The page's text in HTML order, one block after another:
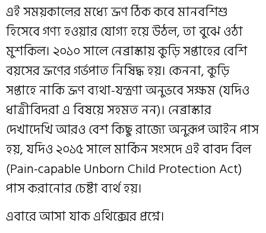
এই সময়কালের মধ্যে ভ্রূণ ঠিক কবে মানবশিশু
হিসেবে গণ্য হওয়ার যোগ্য হয়ে উঠল, তা বুঝে ওঠা
মুশকিল। ২০১০ সালে নেব্রাস্কায় কুড়ি সপ্তাহের বেশি
বয়সের ভ্রূণের গর্ভপাত নিষিদ্ধ হয়। কেননা, কুড়ি
সপ্তাহে নাকি ভ্রূণ ব্যথা-যন্ত্রণা অনুভবে সক্ষম (যদিও
ধাত্রীবিদরা এ বিষয়ে সহমত নন)। নেব্রাস্কার
দেখাদেখি আরও বেশ কিছু রাজ্যে অনুরূপ আইন পাস
হয়, যদিও ২০১৫ সালে মার্কিন সংসদে এই বাবদ বিল
(Pain-capable Unborn Child Protection Act)
পাস করানোর চেষ্টা ব্যর্থ হয়।
এবারে আসা যাক এথিক্সের প্রশ্নে।